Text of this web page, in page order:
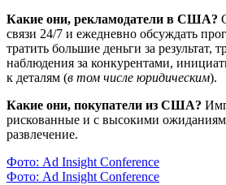
Какие они, рекламодатели в США?
связи 24/7 и ежедневно обсуждать
тратить большие деньги за результат,
наблюдения за конкурентами,
к деталям (в том числе юридическим).
Какие они, покупатели из США?
рискованные и с высокими
развлечение.
Фото: Ad Insight Conference
Фото: Ad Insight Conference